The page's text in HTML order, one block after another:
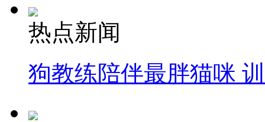
热点新闻
狗教练陪伴最胖猫咪